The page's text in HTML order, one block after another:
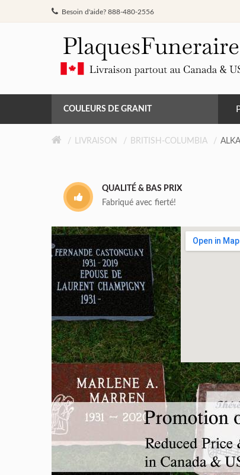
Besoin d'aide? 888-480-2556
COULEURS DE GRANIT
GRIS DE BARRÉ FERRÉ
ROSE MONTAGNE
ROUGE INDIEN
LIVRAISON BRITISH-COLUMBIA
QUALITÉ & BAS PRIX
Fabriqué avec fierté!